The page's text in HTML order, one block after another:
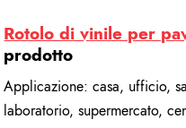
Rotolo di vinile per
prodotto
Applicazione: casa, ufficio,
laboratorio, supermercato,